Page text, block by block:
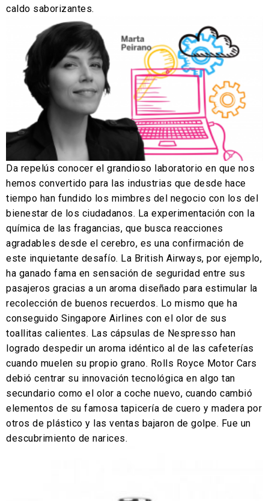
caldo saborizantes.
Da repelús conocer el grandioso laboratorio en que nos
hemos convertido para las industrias que desde hace
tiempo han fundido los mimbres del negocio con los del
bienestar de los ciudadanos. La experimentación con la
química de las fragancias, que busca reacciones
agradables desde el cerebro, es una confirmación de
este inquietante desafío. La British Airways, por ejemplo,
ha ganado fama en sensación de seguridad entre sus
pasajeros gracias a un aroma diseñado para estimular la
recolección de buenos recuerdos. Lo mismo que ha
conseguido Singapore Airlines con el olor de sus
toallitas calientes. Las cápsulas de Nespresso han
logrado despedir un aroma idéntico al de las cafeterías
cuando muelen su propio grano. Rolls Royce Motor Cars
debió centrar su innovación tecnológica en algo tan
secundario como el olor a coche nuevo, cuando cambió
elementos de su famosa tapicería de cuero y madera por
otros de plástico y las ventas bajaron de golpe. Fue un
descubrimiento de narices.